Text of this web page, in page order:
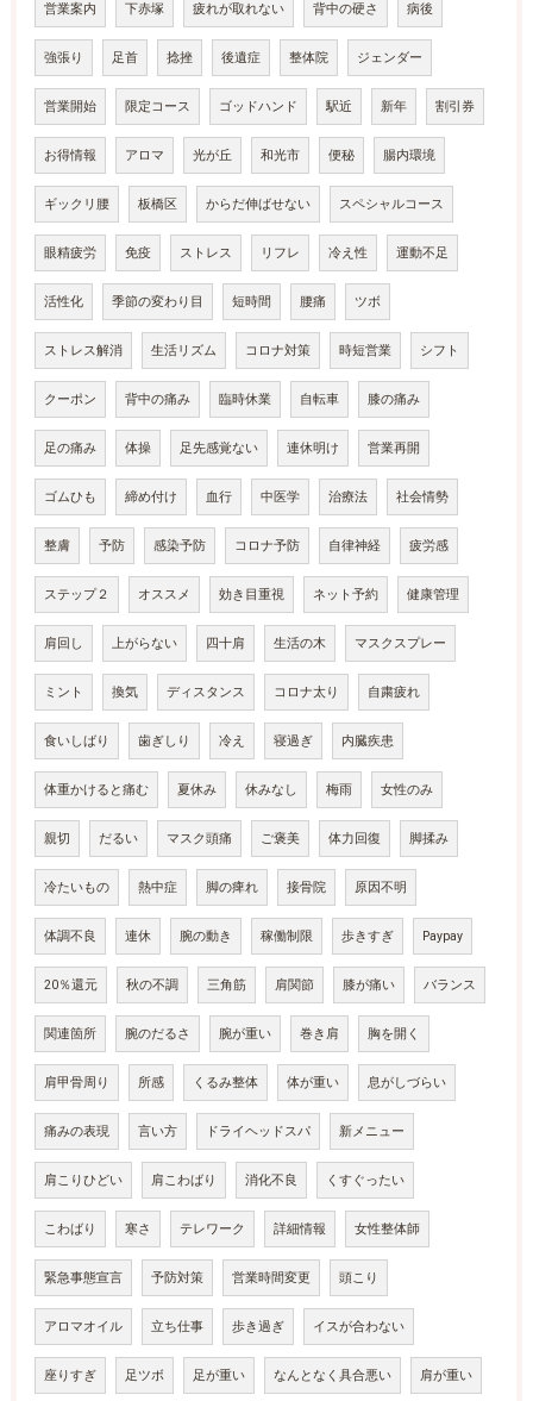
営業案内 下赤塚 疲れが取れない 背中の硬さ 病後
強張り 足首 捻挫 後遺症 整体院 ジェンダー
営業開始 限定コース ゴッドハンド 駅近 新年 割引券
お得情報 アロマ 光が丘 和光市 便秘 腸内環境
ギックリ腰 板橋区 からだ伸ばせない スペシャルコース
眼精疲労 免疫 ストレス リフレ 冷え性 運動不足
活性化 季節の変わり目 短時間 腰痛 ツボ
ストレス解消 生活リズム コロナ対策 時短営業 シフト
クーポン 背中の痛み 臨時休業 自転車 膝の痛み
足の痛み 体操 足先感覚ない 連休明け 営業再開
ゴムひも 締め付け 血行 中医学 治療法 社会情勢
整膚 予防 感染予防 コロナ予防 自律神経 疲労感
ステップ２ オススメ 効き目重視 ネット予約 健康管理
肩回し 上がらない 四十肩 生活の木 マスクスプレー
ミント 換気 ディスタンス コロナ太り 自粛疲れ
食いしばり 歯ぎしり 冷え 寝過ぎ 内臓疾患
体重かけると痛む 夏休み 休みなし 梅雨 女性のみ
親切 だるい マスク頭痛 ご褒美 体力回復 脚揉み
冷たいもの 熱中症 脚の痺れ 接骨院 原因不明
体調不良 連休 腕の動き 稼働制限 歩きすぎ Paypay
20％還元 秋の不調 三角筋 肩関節 膝が痛い バランス
関連箇所 腕のだるさ 腕が重い 巻き肩 胸を開く
肩甲骨周り 所感 くるみ整体 体が重い 息がしづらい
痛みの表現 言い方 ドライヘッドスパ 新メニュー
肩こりひどい 肩こわばり 消化不良 くすぐったい
こわばり 寒さ テレワーク 詳細情報 女性整体師
緊急事態宣言 予防対策 営業時間変更 頭こり
アロマオイル 立ち仕事 歩き過ぎ イスが合わない
座りすぎ 足ツボ 足が重い なんとなく具合悪い 肩が重い